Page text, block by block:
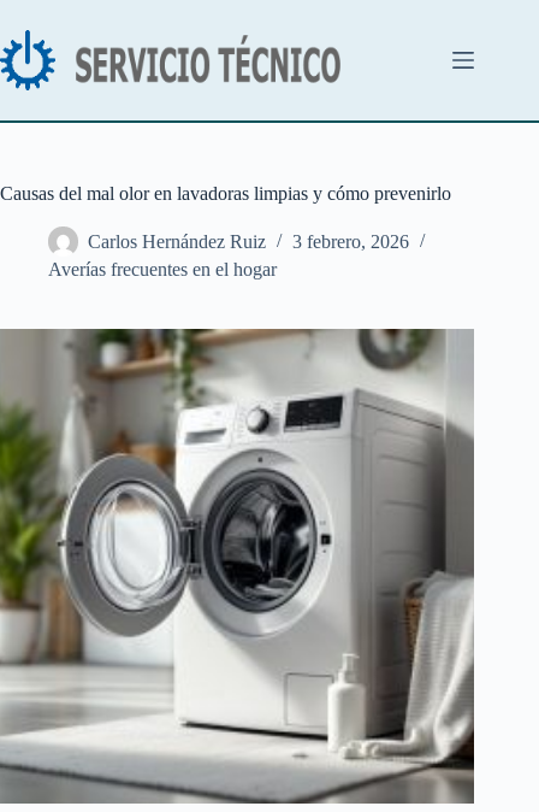
contenido
Causas del mal olor en lavadoras limpias y cómo prevenirlo
Carlos Hernández Ruiz
3 febrero, 2026
Averías frecuentes en el hogar